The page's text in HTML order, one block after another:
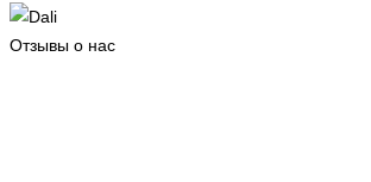
Отзывы о нас